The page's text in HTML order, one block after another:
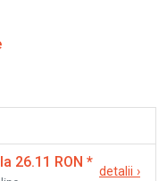
26.11 RON *
detalii ›